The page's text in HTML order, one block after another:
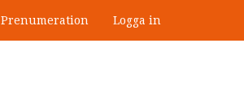
Prenumeration Logga in